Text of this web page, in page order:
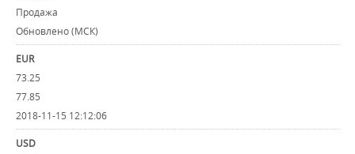
Продажа
Обновлено (МСК)
EUR
73.25
77.85
2018-11-15 12:12:06
USD